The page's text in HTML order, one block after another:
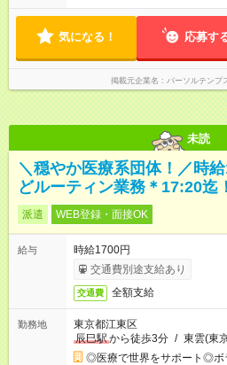
気になる！ 応募す
掲載元企業名 パーソルテンプ
未読
＼穏やか医療系団体！／時
どルーティン業務＊17:20迄！
派遣 WEB登録・面接OK
給与
時給1700円
交通費別途支給あり
交通費 全額支給
勤務地
東京都江東区
辰巳駅から徒歩3分 / 東雲(東
◎医療で世界をサポート◎ボ